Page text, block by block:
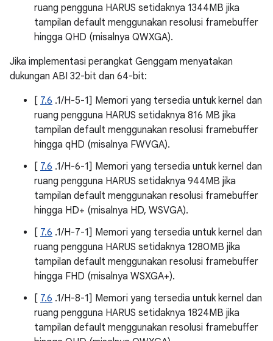
ruang pengguna HARUS setidaknya 1344MB jika
tampilan default menggunakan resolusi framebuffer
hingga QHD (misalnya QWXGA).
Jika implementasi perangkat Genggam menyatakan
dukungan ABI 32-bit dan 64-bit:
[ 7.6 .1/H-5-1] Memori yang tersedia untuk kernel dan
ruang pengguna HARUS setidaknya 816 MB jika
tampilan default menggunakan resolusi framebuffer
hingga qHD (misalnya FWVGA).
[ 7.6 .1/H-6-1] Memori yang tersedia untuk kernel dan
ruang pengguna HARUS setidaknya 944MB jika
tampilan default menggunakan resolusi framebuffer
hingga HD+ (misalnya HD, WSVGA).
[ 7.6 .1/H-7-1] Memori yang tersedia untuk kernel dan
ruang pengguna HARUS setidaknya 1280MB jika
tampilan default menggunakan resolusi framebuffer
hingga FHD (misalnya WSXGA+).
[ 7.6 .1/H-8-1] Memori yang tersedia untuk kernel dan
ruang pengguna HARUS setidaknya 1824MB jika
tampilan default menggunakan resolusi framebuffer